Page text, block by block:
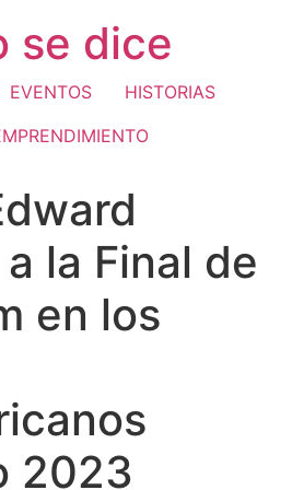
se dice
EVENTOS
HISTORIAS
la Final de
en los
2023